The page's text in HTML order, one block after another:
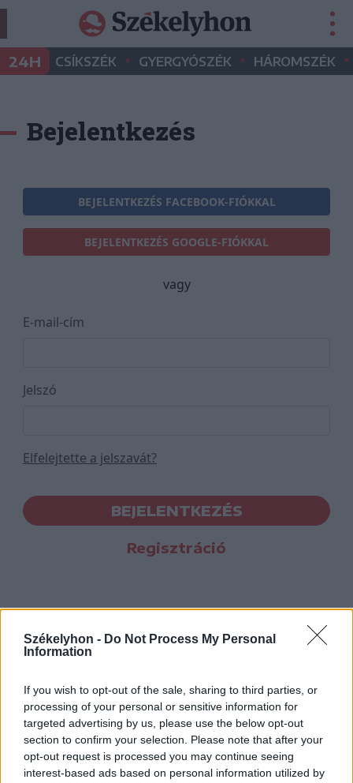
Székelyhon - Do Not Process My Personal
Information
If you wish to opt-out of the sale, sharing to third parties, or
processing of your personal or sensitive information for
targeted advertising by us, please use the below opt-out
section to confirm your selection. Please note that after your
opt-out request is processed you may continue seeing
interest-based ads based on personal information utilized by
24H CSÍKSZÉK • GYERGYÓSZÉK • HÁROMSZÉK •
Bejelentkezés
BEJELENTKEZÉS FACEBOOK-FIÓKKAL
BEJELENTKEZÉS GOOGLE-FIÓKKAL
vagy
E-mail-cím
Jelszó
Elfelejtette a jelszavát?
BEJELENTKEZÉS
Regisztráció
Hasznos